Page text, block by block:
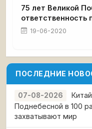
75 лет Великой
ответственность
19-06-2020
ПОСЛЕДНИЕ
07-08-2026
Поднебесной в 100
захватывают мир